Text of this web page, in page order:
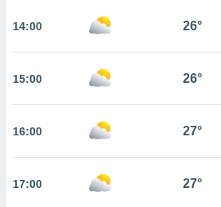
que
sean
para
ni para
14:00 26°
15:00 26°
16:00 27°
17:00 27°